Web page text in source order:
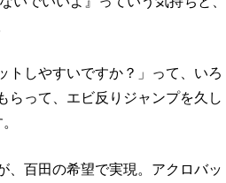
トしやすいですか？」って、いろ
らって、エビ反りジャンプを久し
、百田の希望で実現。アクロバッ